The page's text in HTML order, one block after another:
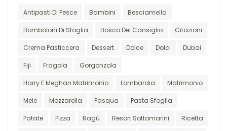
Antipasti Di Pesce Bambini Besciamella
Bomboloni Di Sfoglia Bosco Del Cansiglio Citazioni
Crema Pasticcera Dessert Dolce Dolci Dubai
Fiji Fragola Gorgonzola
Harry E Meghan Matrimonio Lombardia Matrimonio
Mele Mozzarella Pasqua Pasta Sfoglia
Patate Pizza Ragù Resort Sottomarini Ricetta